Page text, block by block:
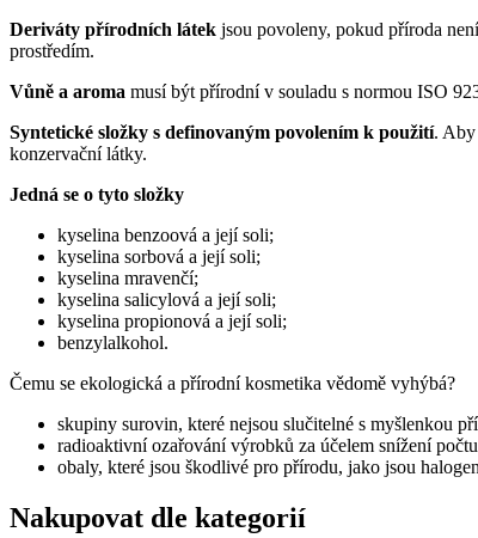
Deriváty přírodních látek jsou povoleny, pokud příroda
prostředím.
Vůně a aroma musí být přírodní v souladu s normou ISO
Syntetické složky s definovaným povolením k použití. Aby
konzervační látky.
Jedná se o tyto složky
kyselina benzoová a její soli;
kyselina sorbová a její soli;
kyselina mravenčí;
kyselina salicylová a její soli;
kyselina propionová a její soli;
benzylalkohol.
Čemu se ekologická a přírodní kosmetika vědomě vyhýbá?
skupiny surovin, které nejsou slučitelné s myšlenkou
radioaktivní ozařování výrobků za účelem snížení
obaly, které jsou škodlivé pro přírodu, jako jsou
Nakupovat dle kategorií